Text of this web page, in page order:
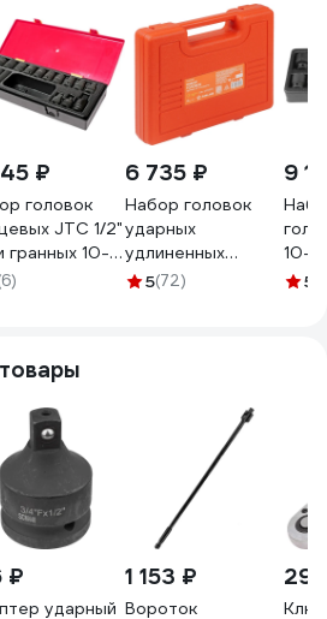
₽
головок
JTC 1/2"
гранных 10-
ударных в
6 735 ₽
Набор головок
ударных
удлиненных
1/2"DR, 78 мм, 18
5(72)
9
10-
пр.
5
₽
ударный
1 153 ₽
Вороток